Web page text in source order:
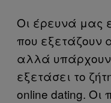
Οι έρευνά μας
που εξετάζουν
αλλά υπάρχουν
εξετάσει το
online dating. Οι